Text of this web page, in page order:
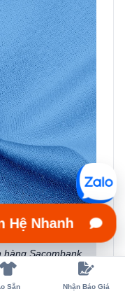
hàng Sacombank
Sẵn Nhận Báo Giá
Hệ Nhanh